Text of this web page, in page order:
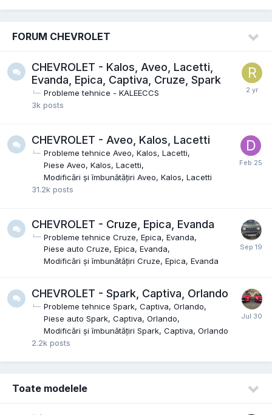
FORUM CHEVROLET
CHEVROLET - Kalos, Aveo, Lacetti,
Evanda, Epica, Captiva, Cruze, Spark
Probleme tehnice - KALEECCS
3k posts
CHEVROLET - Aveo, Kalos, Lacetti
Probleme tehnice Aveo, Kalos, Lacetti
Piese Aveo, Kalos, Lacetti
Modificări și îmbunătățiri Aveo, Kalos, Lacetti
31.2k posts
CHEVROLET - Cruze, Epica, Evanda
Probleme tehnice Cruze, Epica, Evanda
Piese auto Cruze, Epica, Evanda
Modificări și îmbunătățiri Cruze, Epica, Evanda
CHEVROLET - Spark, Captiva, Orlando
Probleme tehnice Spark, Captiva, Orlando
Piese auto Spark, Captiva, Orlando
Modificări și îmbunătățiri Spark, Captiva, Orlando
2.2k posts
Toate modelele